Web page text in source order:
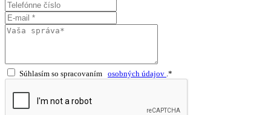
Súhlasím so spracovaním osobných údajov .*